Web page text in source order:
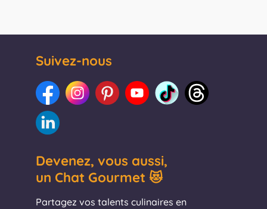
Suivez-nous
Devenez, vous aussi,
un Chat Gourmet 😻
Partagez vos talents culinaires en